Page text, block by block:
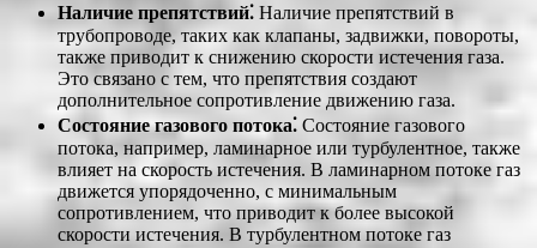
Наличие препятствий⁚ Наличие препятствий в
трубопроводе, таких как клапаны, задвижки, повороты,
также приводит к снижению скорости истечения газа.
Это связано с тем, что препятствия создают
дополнительное сопротивление движению газа.
Состояние газового потока⁚ Состояние газового
потока, например, ламинарное или турбулентное, также
влияет на скорость истечения. В ламинарном потоке газ
движется упорядоченно, с минимальным
сопротивлением, что приводит к более высокой
скорости истечения. В турбулентном потоке газ